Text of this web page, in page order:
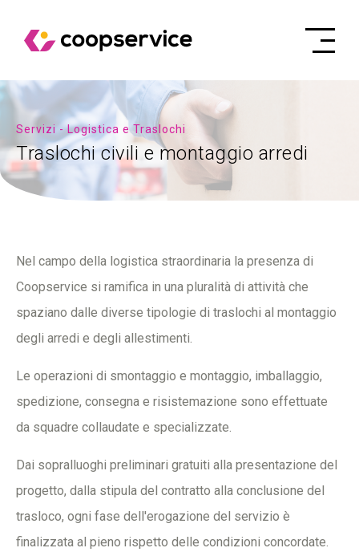
Servizi - Logistica e Traslochi
Traslochi civili e montaggio arredi
Nel campo della logistica straordinaria la presenza di
Coopservice si ramifica in una pluralità di attività che
spaziano dalle diverse tipologie di traslochi al montaggio
degli arredi e degli allestimenti.
Le operazioni di smontaggio e montaggio, imballaggio,
spedizione, consegna e risistemazione sono effettuate
da squadre collaudate e specializzate.
Dai sopralluoghi preliminari gratuiti alla presentazione del
progetto, dalla stipula del contratto alla conclusione del
trasloco, ogni fase dell'erogazione del servizio è
finalizzata al pieno rispetto delle condizioni concordate.